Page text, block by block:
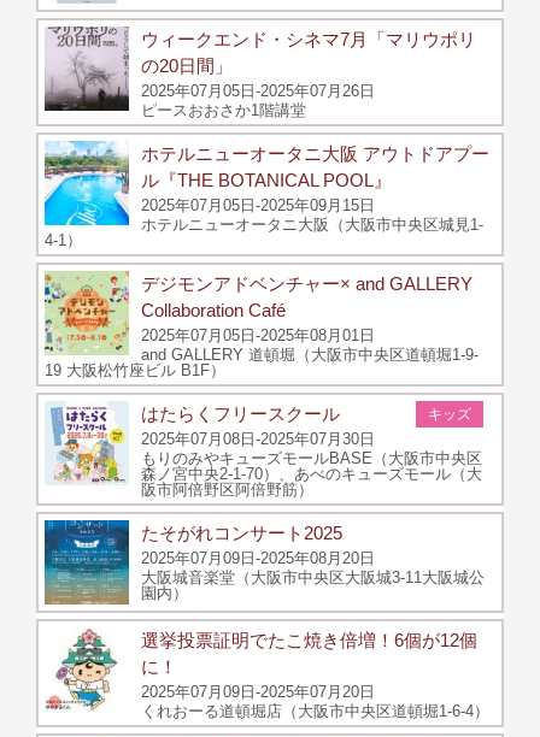
ウィークエンド・シネマ7月「マリウポリ
の20日間」
2025年07月05日-2025年07月26日
ピースおおさか1階講堂
ホテルニューオータニ大阪 アウトドアプー
ル『THE BOTANICAL POOL』
2025年07月05日-2025年09月15日
ホテルニューオータニ大阪（大阪市中央区城見1-
4-1）
デジモンアドベンチャー× and GALLERY
Collaboration Café
2025年07月05日-2025年08月01日
and GALLERY 道頓堀（大阪市中央区道頓堀1-9-
19 大阪松竹座ビル B1F）
キッズ
はたらくフリースクール
2025年07月08日-2025年07月30日
もりのみやキューズモールBASE（大阪市中央区
森ノ宮中央2-1-70）、あべのキューズモール（大
阪市阿倍野区阿倍野筋）
たそがれコンサート2025
2025年07月09日-2025年08月20日
大阪城音楽堂（大阪市中央区大阪城3-11大阪城公
園内）
選挙投票証明でたこ焼き倍増！6個が12個
に！
2025年07月09日-2025年07月20日
くれおーる道頓堀店（大阪市中央区道頓堀1-6-4）